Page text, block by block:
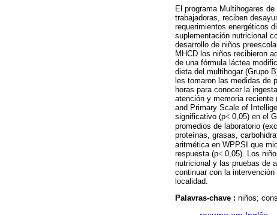
El programa Multihogares
trabajadoras, reciben
requerimientos energéticos
suplementación nutricional
desarrollo de niños
MHCD los niños recibieron
de una fórmula láctea
dieta del multihogar (Grupo
les tomaron las medidas de
horas para conocer la
atención y memoria reciente
and Primary Scale of
significativo (p< 0,05) en el
promedios de laboratorio
proteínas, grasas,
aritmética en WPPSI que
respuesta (p< 0,05). Los
nutricional y las pruebas de
continuar con la
localidad.
Palavras-chave : niños;